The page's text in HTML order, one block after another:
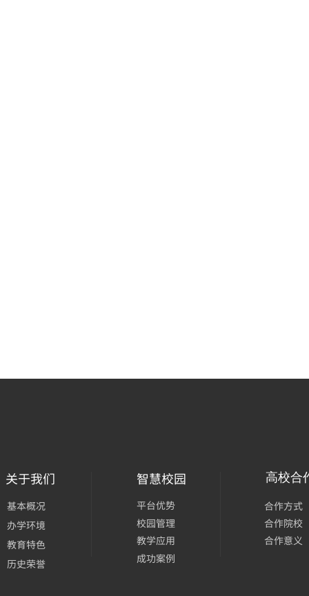
关于我们 智慧校园 高校合
基本概况
办学环境
教育特色
历史荣誉
平台优势
校园管理
教学应用
成功案例
合作方式
合作院校
合作意义